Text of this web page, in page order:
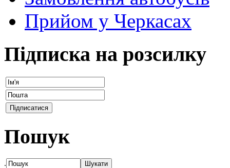
Прийом у Черкасах
Підписка на розсилку
Пошук
.